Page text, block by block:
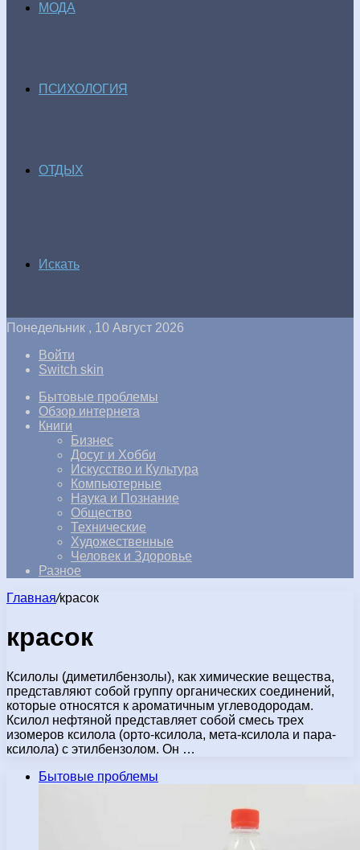
МОДА
ПСИХОЛОГИЯ
ОТДЫХ
Искать
Понедельник , 10 Август 2026
Войти
Switch skin
Бытовые проблемы
Обзор интернета
Книги
Бизнес
Досуг и Хобби
Искусство и Культура
Компьютерные
Наука и Познание
Общество
Технические
Художественные
Человек и Здоровье
Разное
Главная/красок
красок
Ксилолы (диметилбензолы), как химические вещества,
представляют собой группу органических соединений,
которые относятся к ароматичным углеводородам.
Ксилол нефтяной представляет собой смесь трех
изомеров ксилола (орто-ксилола, мета-ксилола и пара-
ксилола) с этилбензолом. Он …
Бытовые проблемы